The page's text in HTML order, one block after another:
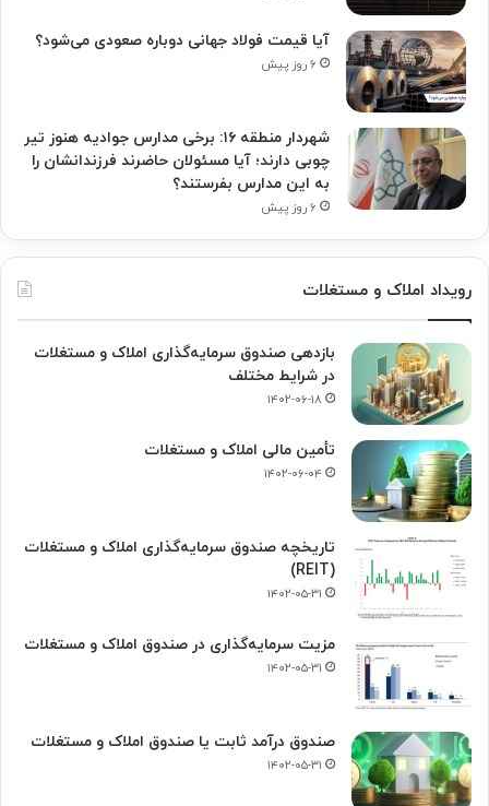
آیا قیمت فولاد جهانی دوباره صعودی می‌شود؟
۶ روز پیش
شهردار منطقه ۱۶: برخی مدارس جوادیه هنوز تیر
چوبی دارند؛ آیا مسئولان حاضرند فرزندانشان را
به این مدارس بفرستند؟
۶ روز پیش
رویداد املاک و مستغلات
بازدهی صندوق سرمایه‌گذاری املاک و مستغلات
در شرایط مختلف
۱۴۰۲-۰۶-۱۸
تأمین مالی املاک و مستغلات
۱۴۰۲-۰۶-۰۴
تاریخچه صندوق سرمایه‌گذاری املاک و مستغلات
(REIT)
۱۴۰۲-۰۵-۳۱
مزیت سرمایه‌گذاری در صندوق املاک و مستغلات
۱۴۰۲-۰۵-۳۱
صندوق درآمد ثابت یا صندوق املاک و مستغلات
۱۴۰۲-۰۵-۳۱